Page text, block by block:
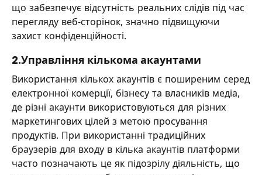
що забезпечує відсутність реальних слідів під час
перегляду веб-сторінок, значно підвищуючи
захист конфіденційності.
2.Управління кількома акаунтами
Використання кількох акаунтів є поширеним серед
електронної комерції, бізнесу та власників медіа,
де різні акаунти використовуються для різних
маркетингових цілей з метою просування
продуктів. При використанні традиційних
браузерів для входу в кілька акаунтів платформи
часто позначають це як підозрілу діяльність, що